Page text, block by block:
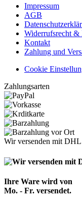
Impressum
AGB
Widerrufsrecht &
Kontakt
Zahlung und
Cookie
Zahlungsarten
Wir versenden mit DHL
Ihre Ware wird von
Mo. - Fr. versendet.